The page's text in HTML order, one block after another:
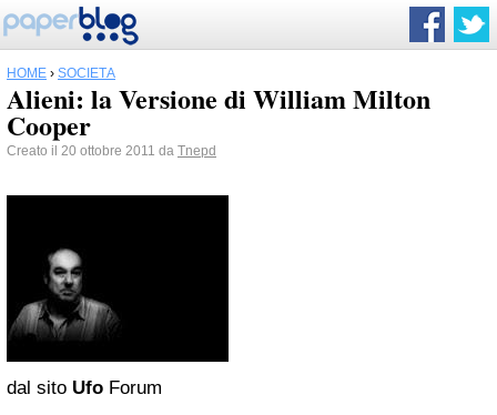
HOME › SOCIETÀ
Alieni: la Versione di William Milton
Cooper
Creato il 20 ottobre 2011 da Tnepd
dal sito Ufo Forum